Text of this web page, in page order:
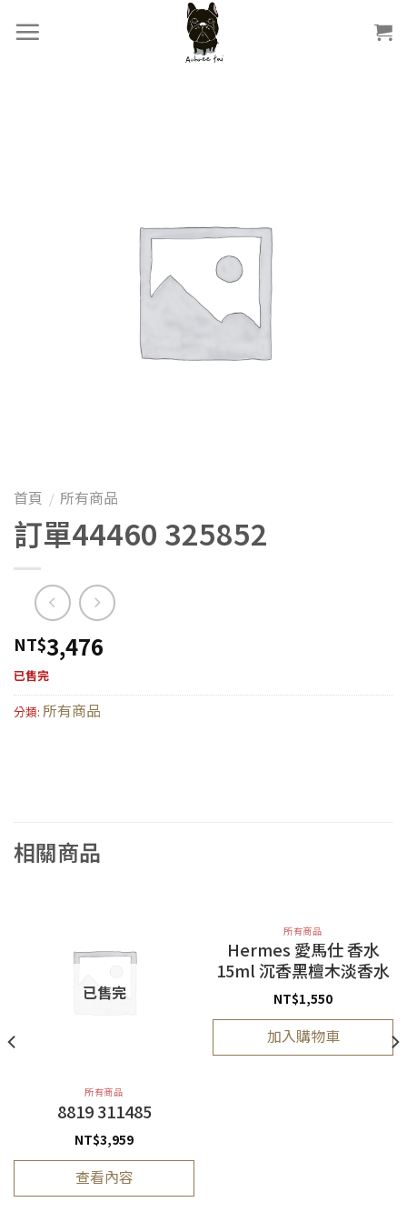
首頁 / 所有商品
訂單44460 325852
NT$3,476
已售完
分類: 所有商品
相關商品
已售完
所有商品
8819 311485
NT$3,959
查看內容
所有商品
Hermes 愛馬仕 香水
15ml 沉香黑檀木淡香水
NT$1,550
加入購物車